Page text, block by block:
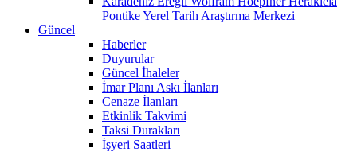
Pontike Yerel Tarih Araştırma Merkezi
Güncel
Haberler
Duyurular
Güncel İhaleler
İmar Planı Askı İlanları
Cenaze İlanları
Etkinlik Takvimi
Taksi Durakları
İşyeri Saatleri